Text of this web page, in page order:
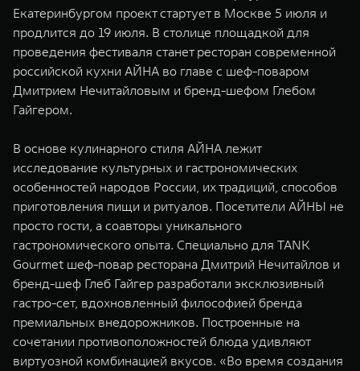
WEY 07
Расширяя границы комфорта
от 6 149 000 ₽
WEY 05
Эстетика
от 5 699
WEY 80
Масштаб возможностей
от 6 449 000 ₽
WEY 80
Масштаб
от 8 099
Екатеринбургом проект стартует в Москве 5 июля и
продлится до 19 июля. В столице площадкой для
проведения фестиваля станет ресторан современной
российской кухни АЙНА во главе с шеф-поваром
Дмитрием Нечитайловым и бренд-шефом Глебом
Гайгером.
В основе кулинарного стиля АЙНА лежит
исследование культурных и гастрономических
особенностей народов России, их традиций, способов
приготовления пищи и ритуалов. Посетители АЙНЫ не
просто гости, а соавторы уникального
гастрономического опыта. Специально для TANK
Gourmet шеф-повар ресторана Дмитрий Нечитайлов и
бренд-шеф Глеб Гайгер разработали эксклюзивный
гастро-сет, вдохновленный философией бренда
премиальных внедорожников. Построенные на
сочетании противоположностей блюда удивляют
виртуозной комбинацией вкусов. «Во время создания